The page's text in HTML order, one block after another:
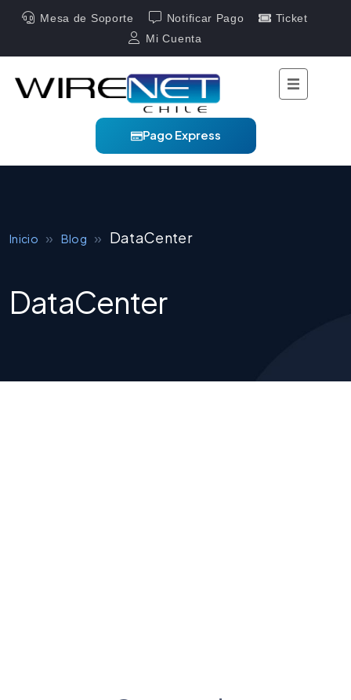
Mesa de Soporte Notificar Pago
Ticket
Mi Cuenta
Pago Express
Inicio » Blog » DataCenter
DataCenter